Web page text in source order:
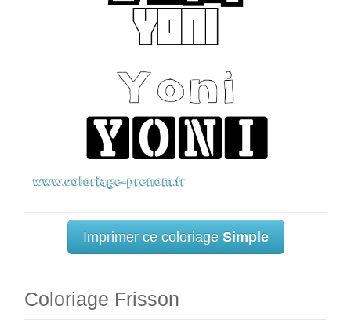
Imprimer ce coloriage Simple
Coloriage Frisson